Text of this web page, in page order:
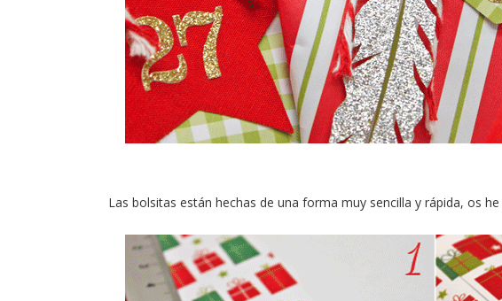
Las bolsitas están hechas de una forma muy sencilla y rápida, os